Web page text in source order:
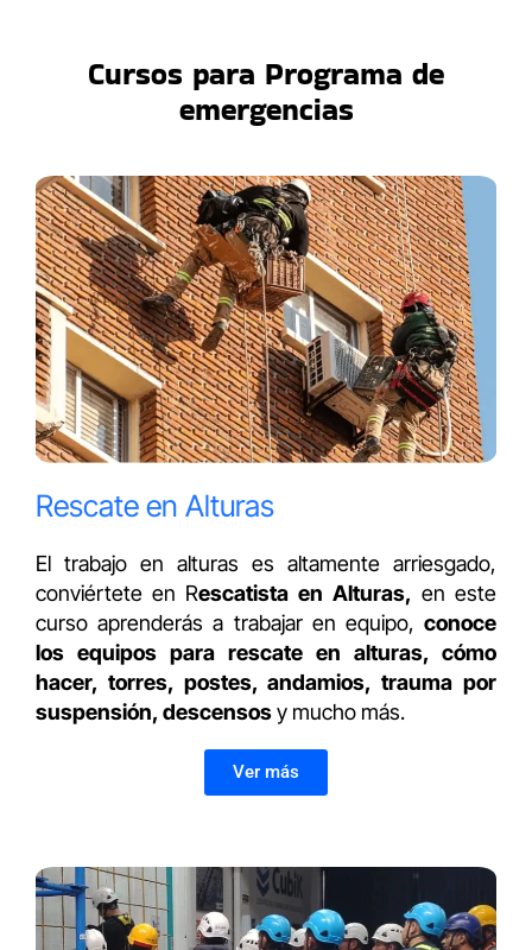
Cursos para Programa de
emergencias
Rescate en Alturas
El trabajo en alturas es altamente arriesgado,
conviértete en Rescatista en Alturas, en este
curso aprenderás a trabajar en equipo, conoce
los equipos para rescate en alturas, cómo
hacer, torres, postes, andamios, trauma por
suspensión, descensosy mucho más.
Ver más